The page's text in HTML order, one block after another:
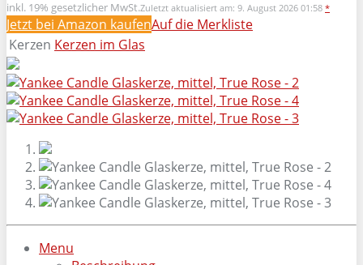
inkl. 19% gesetzlicher MwSt.Zuletzt aktualisiert am: 9. August 2026 01:58 *
Jetzt bei Amazon kaufenAuf die Merkliste
Kerzen Kerzen im Glas
Menu